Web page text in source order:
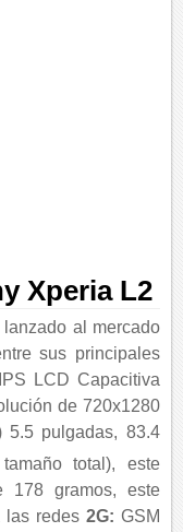
Xperia L2
lanzado al mercado
sus principales
LCD Capacitiva
de 720x1280
5.5 pulgadas, 83.4
total), este
178 gramos, este
las redes 2G: GSM